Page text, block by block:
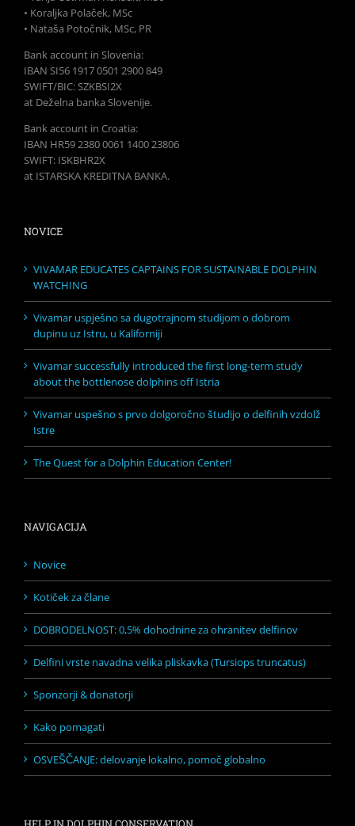
• Koraljka Polaček, MSc
• Nataša Potočnik, MSc, PR
Bank account in Slovenia:
IBAN SI56 1917 0501 2900 849
SWIFT/BIC: SZKBSI2X
at Deželna banka Slovenije.
Bank account in Croatia:
IBAN HR59 2380 0061 1400 23806
SWIFT: ISKBHR2X
at ISTARSKA KREDITNA BANKA.
NOVICE
VIVAMAR EDUCATES CAPTAINS FOR SUSTAINABLE DOLPHIN
WATCHING
Vivamar uspješno sa dugotrajnom studijom o dobrom
dupinu uz Istru, u Kaliforniji
Vivamar successfully introduced the first long-term study
about the bottlenose dolphins off Istria
Vivamar uspešno s prvo dolgoročno študijo o delfinih vzdolž
Istre
The Quest for a Dolphin Education Center!
NAVIGACIJA
Novice
Kotiček za člane
DOBRODELNOST: 0,5% dohodnine za ohranitev delfinov
Delfini vrste navadna velika pliskavka (Tursiops truncatus)
Sponzorji & donatorji
Kako pomagati
OSVEŠČANJE: delovanje lokalno, pomoč globalno